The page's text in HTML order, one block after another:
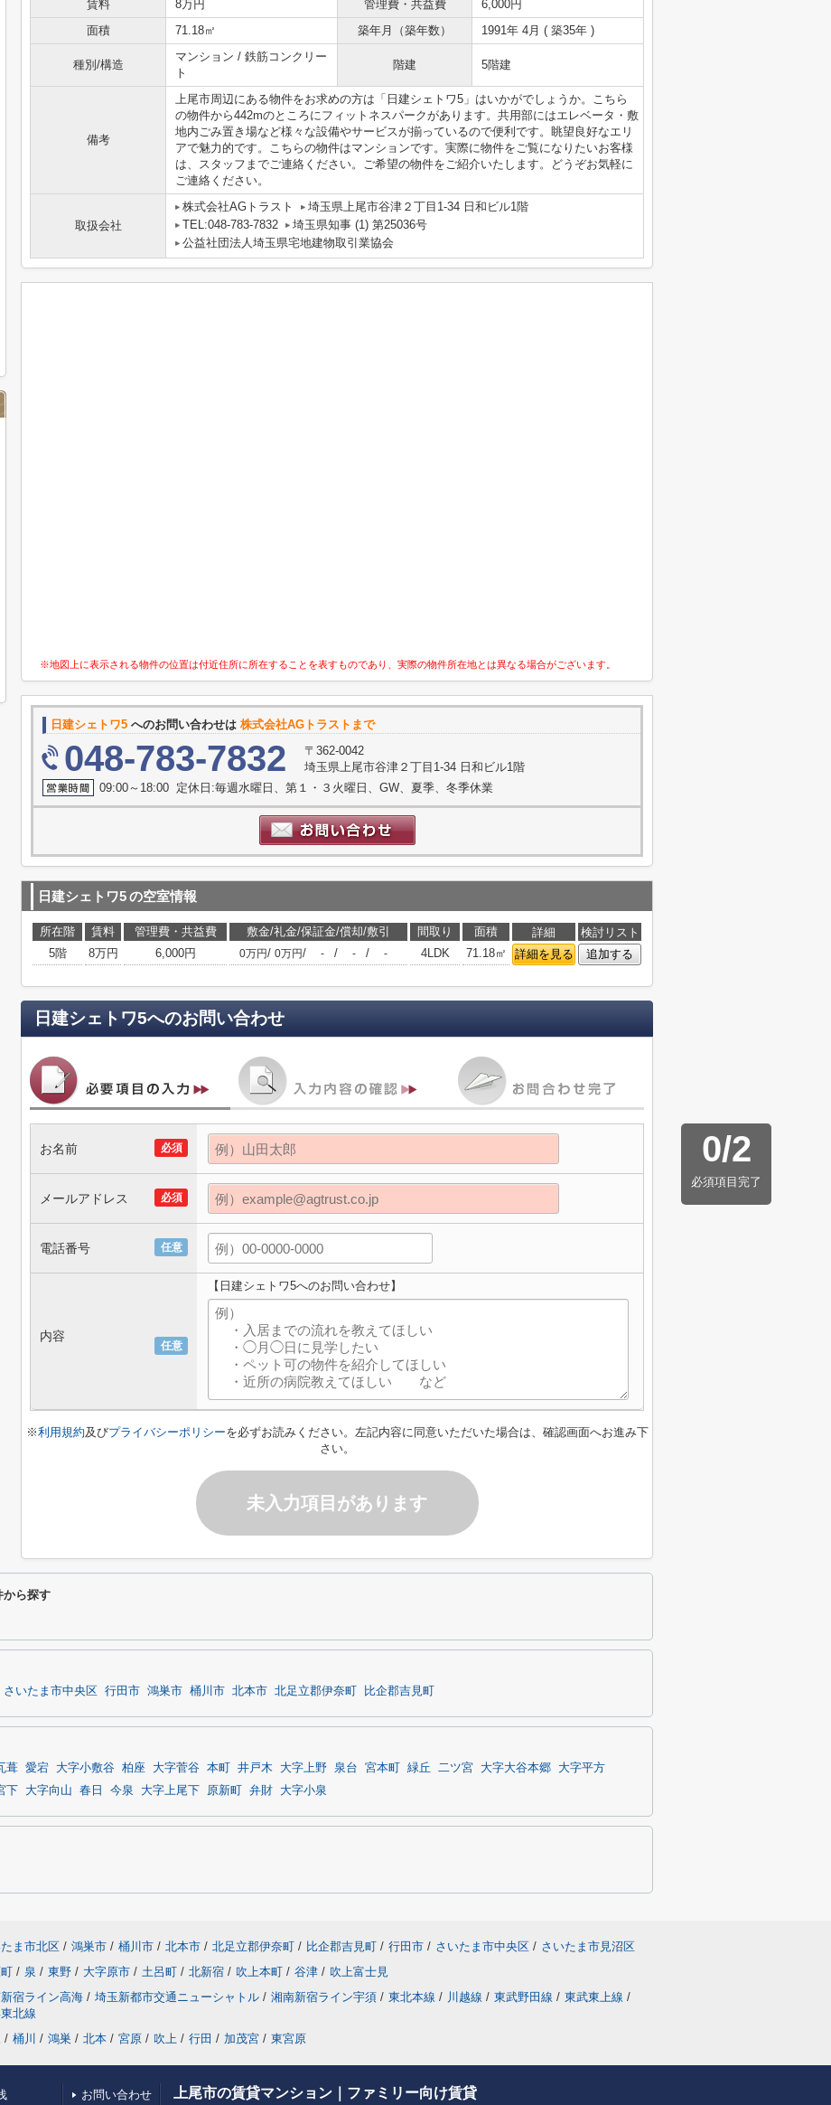
賃料 8万円 管理費・共益費
6,000円
面積
71.18㎡ 築年月（築年数） 1991年 4月 ( 築35年 )
種別/構造
マンション / 鉄筋コンクリー
ト
階建 5階建
備考
上尾市周辺にある物件をお求めの方は「日建シェトワ5」はいかがでしょうか。こちら
の物件から442mのところにフィットネスパークがあります。共用部にはエレベータ・敷
地内ごみ置き場など様々な設備やサービスが揃っているので便利です。眺望良好なエリ
アで魅力的です。こちらの物件はマンションです。実際に物件をご覧になりたいお客様
は、スタッフまでご連絡ください。ご希望の物件をご紹介いたします。どうぞお気軽に
ご連絡ください。
取扱会社
株式会社AGトラスト
埼玉県上尾市谷津２丁目1-34 日和ビル1階
TEL:048-783-7832
埼玉県知事 (1) 第25036号
公益社団法人埼玉県宅地建物取引業協会
※地図上に表示される物件の位置は付近住所に所在することを表すものであり、実際の物件所在地とは異なる場合がございます。
日建シェトワ5 へのお問い合わせは 株式会社AGトラストまで
048-783-7832
〒362-0042
埼玉県上尾市谷津２丁目1-34 日和ビル1階
09:00～18:00 定休日:毎週水曜日、第１・３火曜日、GW、夏季、冬季休業
日建シェトワ5の空室情報
所在階 賃料 管理費・共益費 敷金/礼金/保証金/償却/敷引 間取り 面積 詳細
検討リスト
5階
8万円 6,000円 0万円/ 0万円/ - / - / - 4LDK 71.18㎡ 詳細を見る 追加する
日建シェトワ5へのお問い合わせ
0/2
必須項目完了
必須
お名前
必須
メールアドレス
任意
電話番号
任意
内容
【日建シェトワ5へのお問い合わせ】
※利用規約及びプライバシーポリシーを必ずお読みください。左記内容に同意いただいた場合は、確認画面へお進み下
さい。
未入力項目があります
から探す
さいたま市中央区 行田市 鴻巣市 桶川市 北本市 北足立郡伊奈町 比企郡吉見町
葺 愛宕 大字小敷谷 柏座 大字菅谷 本町 井戸木 大字上野 泉台 宮本町 緑丘 二ツ宮 大字大谷本郷
大字平方
下 大字向山 春日 今泉 大字上尾下 原新町 弁財 大字小泉
ま市北区 / 鴻巣市 / 桶川市 / 北本市 / 北足立郡伊奈町 / 比企郡吉見町 / 行田市 / さいたま市中央区 / さいたま市見沼区
/ 泉 / 東野 / 大字原市 / 土呂町 / 北新宿 / 吹上本町 / 谷津 / 吹上富士見
宿ライン高海 / 埼玉新都市交通ニューシャトル / 湘南新宿ライン宇須 / 東北本線 / 川越線 / 東武野田線 / 東武東上線 /
北線
/ 桶川 / 鴻巣 / 北本 / 宮原 / 吹上 / 行田 / 加茂宮 / 東宮原
お問い合わせ 上尾市の賃貸マンション｜ファミリー向け賃貸